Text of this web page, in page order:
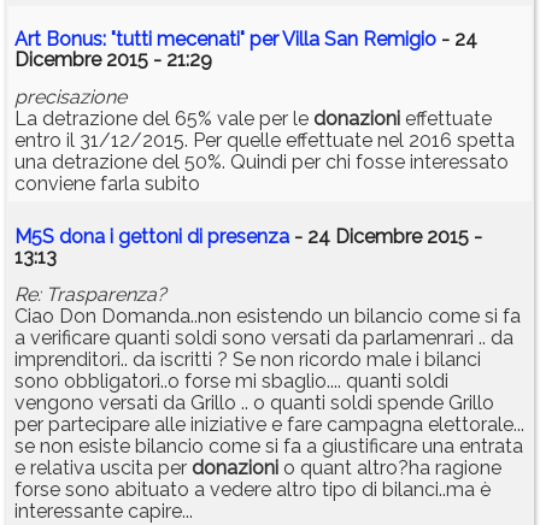
Art Bonus: "tutti mecenati" per Villa San Remigio - 24
Dicembre 2015 - 21:29
precisazione
La detrazione del 65% vale per le donazioni effettuate
entro il 31/12/2015. Per quelle effettuate nel 2016 spetta
una detrazione del 50%. Quindi per chi fosse interessato
conviene farla subito
M5S dona i gettoni di presenza - 24 Dicembre 2015 -
13:13
Re: Trasparenza?
Ciao Don Domanda..non esistendo un bilancio come si fa
a verificare quanti soldi sono versati da parlamenrari .. da
imprenditori.. da iscritti ? Se non ricordo male i bilanci
sono obbligatori..o forse mi sbaglio.... quanti soldi
vengono versati da Grillo .. o quanti soldi spende Grillo
per partecipare alle iniziative e fare campagna elettorale...
se non esiste bilancio come si fa a giustificare una entrata
e relativa uscita per donazioni o quant altro?ha ragione
forse sono abituato a vedere altro tipo di bilanci..ma è
interessante capire...